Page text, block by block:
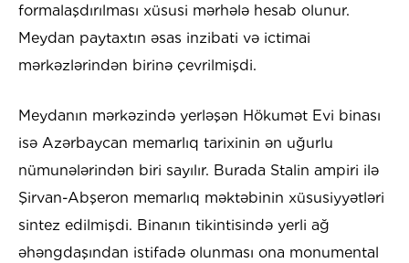
formalaşdırılması xüsusi mərhələ hesab olunur.
Meydan paytaxtın əsas inzibati və ictimai
mərkəzlərindən birinə çevrilmişdi.
Meydanın mərkəzində yerləşən Hökumət Evi binası
isə Azərbaycan memarlıq tarixinin ən uğurlu
nümunələrindən biri sayılır. Burada Stalin ampiri ilə
Şirvan-Abşeron memarlıq məktəbinin xüsusiyyətləri
sintez edilmişdi. Binanın tikintisində yerli ağ
əhəngdaşından istifadə olunması ona monumental